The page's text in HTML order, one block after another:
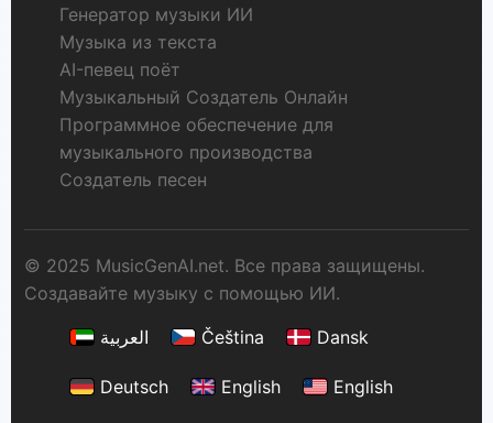
Генератор музыки ИИ
Музыка из текста
AI-певец поёт
Музыкальный Создатель Онлайн
Программное обеспечение для
музыкального производства
Создатель песен
© 2025 MusicGenAI.net. Все права защищены.
Создавайте музыку с помощью ИИ.
العربية
Čeština Dansk
Deutsch English English